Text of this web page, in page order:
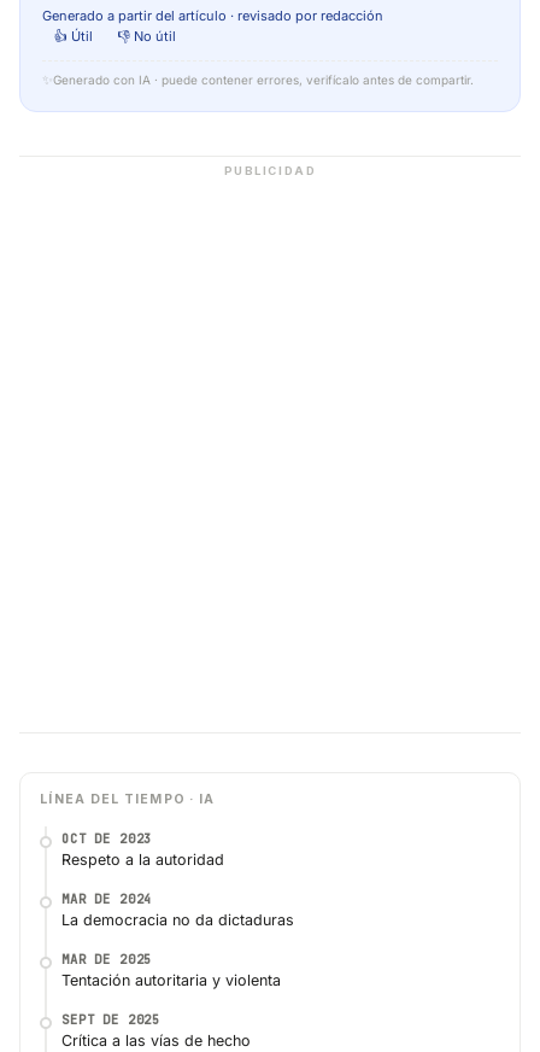
Generado a partir del artículo · revisado por redacción
👍 Útil
👎 No útil
✨ Generado con IA · puede contener errores, verifícalo antes de compartir.
PUBLICIDAD
LÍNEA DEL TIEMPO · IA
OCT DE 2023
Respeto a la autoridad
MAR DE 2024
La democracia no da dictaduras
MAR DE 2025
Tentación autoritaria y violenta
SEPT DE 2025
Crítica a las vías de hecho